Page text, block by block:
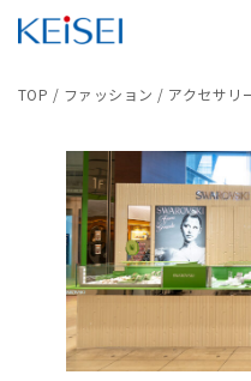
TOP / ファッション / アクセサリ